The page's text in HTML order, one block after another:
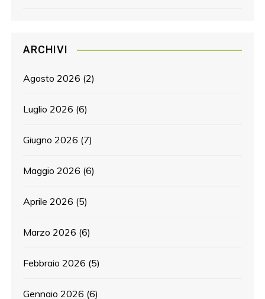
ARCHIVI
Agosto 2026 (2)
Luglio 2026 (6)
Giugno 2026 (7)
Maggio 2026 (6)
Aprile 2026 (5)
Marzo 2026 (6)
Febbraio 2026 (5)
Gennaio 2026 (6)